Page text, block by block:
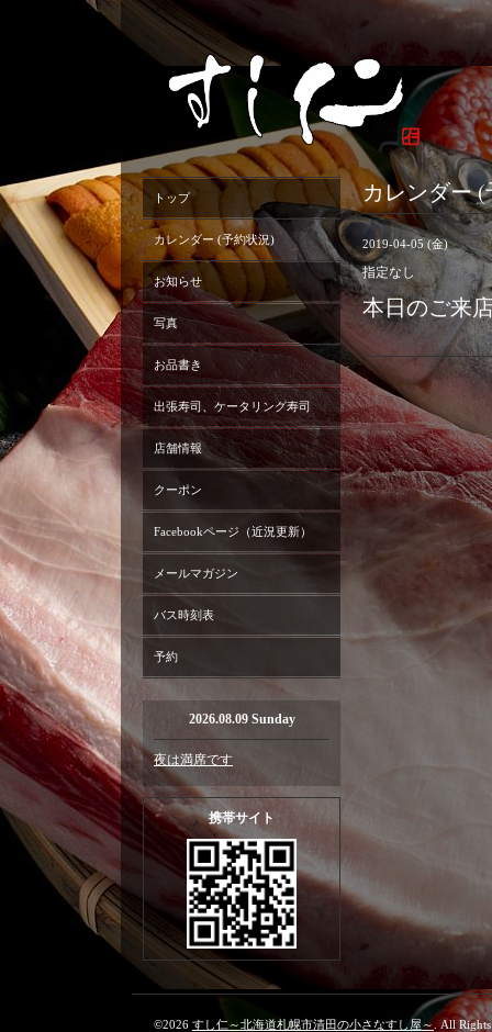
カレンダー
2019-04-05 (金)
指定なし
本日のご来
トップ
カレンダー (予約状況)
お知らせ
写真
お品書き
出張寿司、ケータリング寿司
店舗情報
クーポン
Facebookページ（近況更新）
メールマガジン
バス時刻表
予約
2026.08.09 Sunday
夜は満席です
携帯サイト
©2026 すし仁～北海道札幌市清田の小さなすし屋～ . All